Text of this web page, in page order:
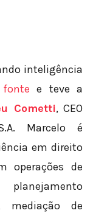
inteligência
fonte e teve a
Cometti, CEO
Marcelo é
em direito
operações de
mediação de